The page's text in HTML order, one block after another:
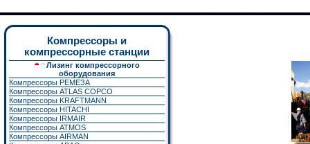
Компрессоры и
компрессорные станции
Лизинг компрессорного
оборудования
Компрессоры РЕМЕЗА
Компрессоры ATLAS COPCO
Компрессоры KRAFTMANN
Компрессоры HITACHI
Компрессоры IRMAIR
Компрессоры ATMOS
Компрессоры AIRMAN